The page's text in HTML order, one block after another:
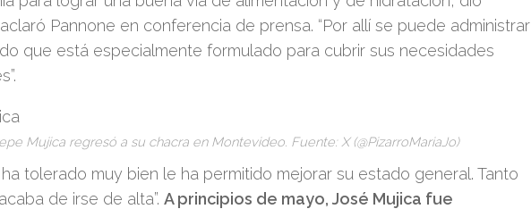
Pannone en conferencia de prensa. “Por allí se puede administrar
que está especialmente formulado para cubrir sus necesidades
Mujica regresó a su chacra en Montevideo. Fuente: X (@PizarroMariaJo)
ha tolerado muy bien le ha permitido mejorar su estado general. Tanto
de irse de alta”. A principios de mayo, José Mujica fue